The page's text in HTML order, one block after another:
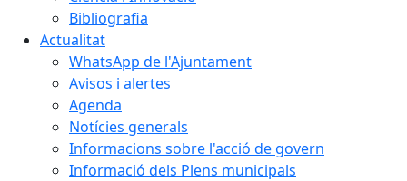
Bibliografia
Actualitat
WhatsApp de l'Ajuntament
Avisos i alertes
Agenda
Notícies generals
Informacions sobre l'acció de govern
Informació dels Plens municipals